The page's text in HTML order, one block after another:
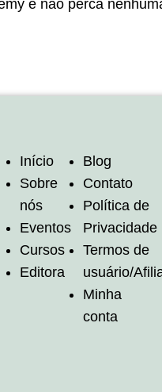
e não perca
Início
Sobre
nós
Eventos
Cursos
Editora
Blog
Contato
Política de
Privacidade
Termos de
usuário/
Minha
conta